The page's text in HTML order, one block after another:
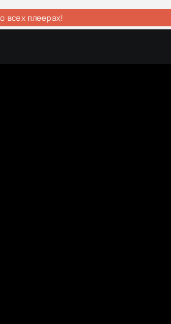
всех плеерах!